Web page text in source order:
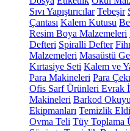
Sıvı Yapıştırıcılar Tebeşir
Çantası Kalem Kutusu
Resim Boya Malzemeleri
Defteri Spiralli Defter
Malzemeleri Masaüstü
Kırtasiye Seti Kalem ve
Para Makineleri Para
Ofis Sarf Ürünleri Evrak
Makineleri Barkod
Ekipmanları Temizlik
Ovma Teli Tüy Toplama